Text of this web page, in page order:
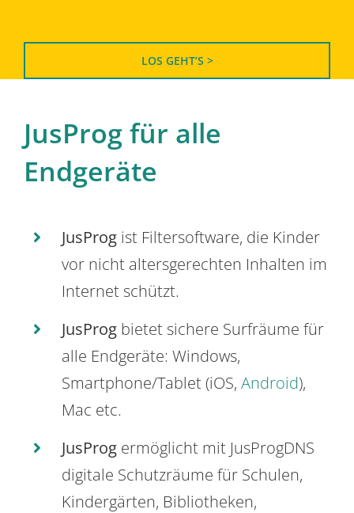
LOS GEHT’S >
JusProg für alle
Endgeräte
JusProg ist Filtersoftware, die Kinder
vor nicht altersgerechten Inhalten im
Internet schützt.
JusProg bietet sichere Surfräume für
alle Endgeräte: Windows,
Smartphone/Tablet (iOS, Android),
Mac etc.
JusProg ermöglicht mit JusProgDNS
digitale Schutzräume für Schulen,
Kindergärten, Bibliotheken,